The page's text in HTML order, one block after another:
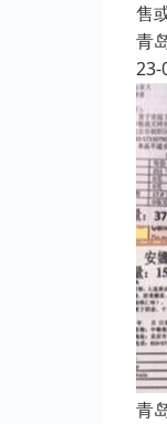
售
青
23-
青